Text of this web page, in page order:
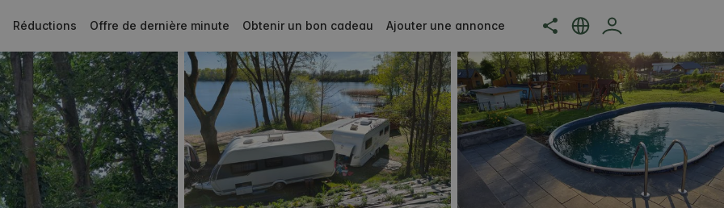
Réductions Offre de dernière minute Obtenir un bon cadeau Ajouter une annonce